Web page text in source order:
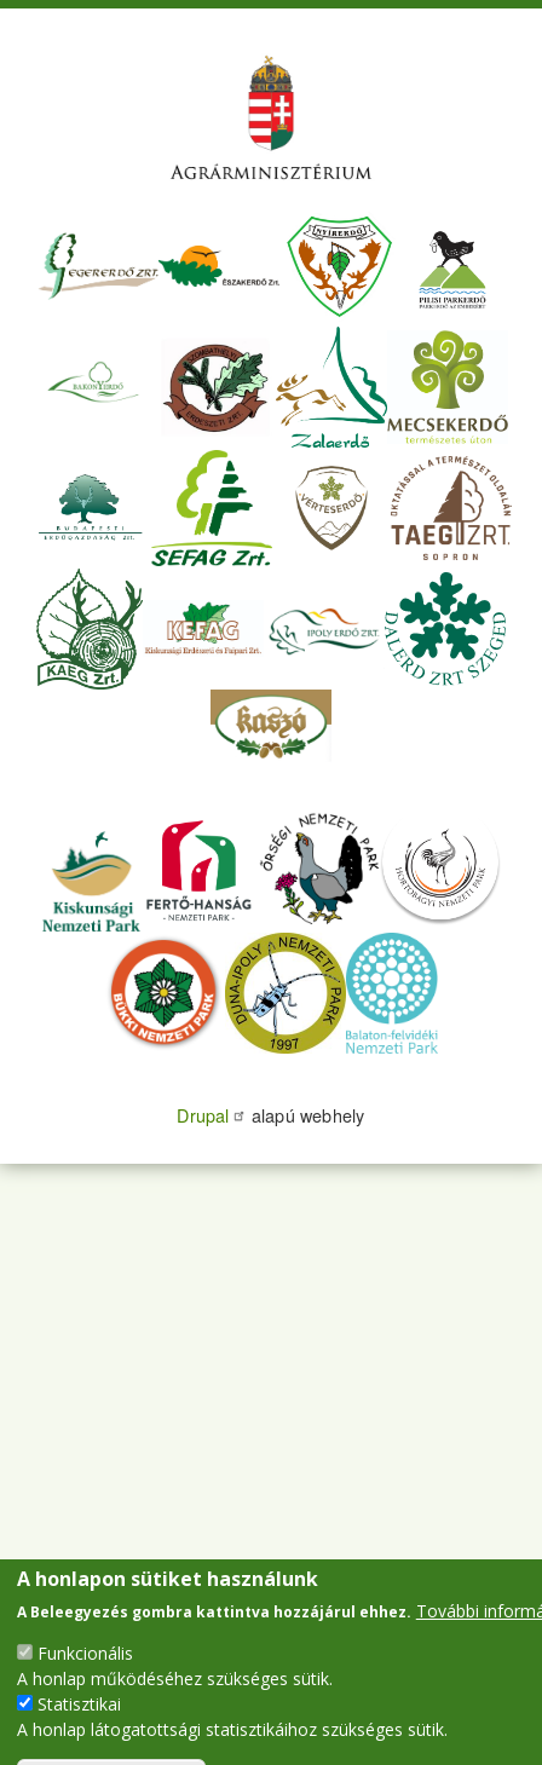
Drupal alapú webhely
A honlapon sütiket használunk
A Beleegyezés gombra kattintva hozzájárul ehhez. További
Funkcionális
A honlap működéséhez szükséges sütik.
Statisztikai
A honlap látogatottsági statisztikáihoz szükséges sütik.